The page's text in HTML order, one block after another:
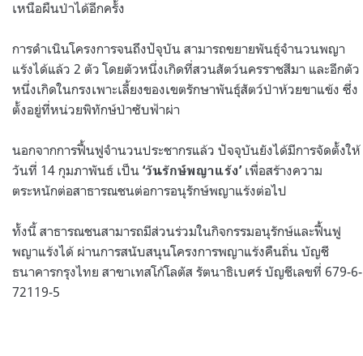
เหนือผืนป่าได้อีกครั้ง
การดำเนินโครงการจนถึงปัจุบัน สามารถขยายพันธุ์จำนวนพญา
แร้งได้แล้ว 2 ตัว โดยตัวหนึ่งเกิดที่สวนสัตว์นครราชสีมา และอีกตัว
หนึ่งเกิดในกรงเพาะเลี้ยงของเขตรักษาพันธุ์สัตว์ป่าห้วยขาแข้ง ซึ่ง
ตั้งอยู่ที่หน่วยพิทักษ์ป่าซับฟ้าผ่า
นอกจากการฟื้นฟูจำนวนประชากรแล้ว ปัจจุบันยังได้มีการจัดตั้งให้
วันที่ 14 กุมภาพันธ์ เป็น ‘วันรักษ์พญาแร้ง’เพื่อสร้างความ
ตระหนักต่อสาธารณชนต่อการอนุรักษ์พญาแร้งต่อไป
ทั้งนี้ สาธารณชนสามารถมีส่วนร่วมในกิจกรรมอนุรักษ์และฟื้นฟู
พญาแร้งได้ ผ่านการสนับสนุนโครงการพญาแร้งคืนถิ่น บัญชี
ธนาคารกรุงไทย สาขาเทสโก้โลตัส รัตนาธิเบศร์ บัญชีเลขที่ 679-6-
72119-5